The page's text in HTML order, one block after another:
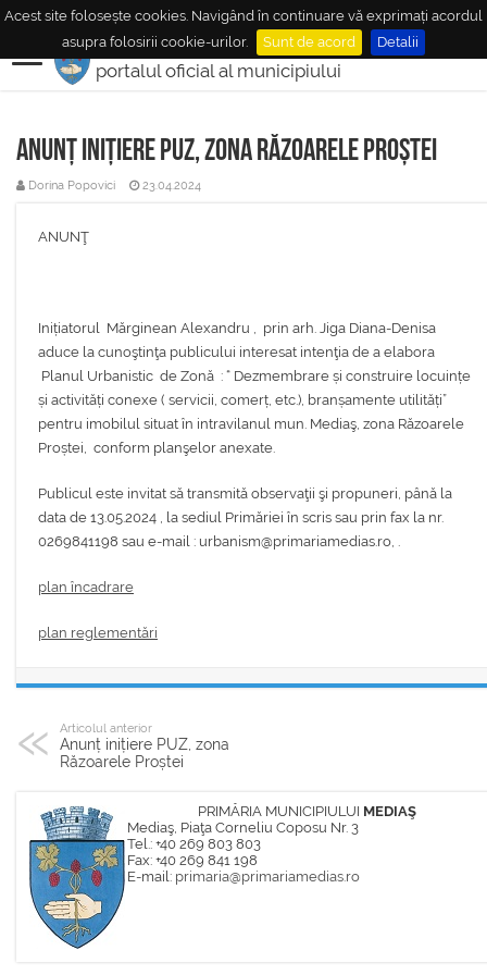
Acest site folosește cookies. Navigând în continuare vă exprimați acordul
asupra folosirii cookie-urilor.
Sunt de acord Detalii
MUNICIPIULMEDIAŞ
portalul oficial al municipiului
Anunț inițiere PUZ, zona Răzoarele Proștei
Dorina Popovici 23.04.2024
ANUNŢ
Inițiatorul Mărginean Alexandru , prin arh. Jiga Diana-Denisa
aduce la cunoştinţa publicului interesat intenţia de a elabora
Planul Urbanistic de Zonă : “ Dezmembrare și construire locuințe
și activități conexe ( servicii, comerț, etc.), branșamente utilități”
pentru imobilul situat în intravilanul mun. Mediaş, zona Răzoarele
Proștei, conform planşelor anexate.
Publicul este invitat să transmită observaţii şi propuneri, până la
data de 13.05.2024 , la sediul Primăriei în scris sau prin fax la nr.
0269841198 sau e-mail : urbanism@primariamedias.ro, .
plan încadrare
plan reglementări
Articolul anterior
Anunț inițiere PUZ, zona
Răzoarele Proștei
PRIMĂRIA MUNICIPIULUI MEDIAŞ
Mediaş, Piaţa Corneliu Coposu Nr. 3
Tel.: +40 269 803 803
Fax: +40 269 841 198
E-mail: primaria@primariamedias.ro